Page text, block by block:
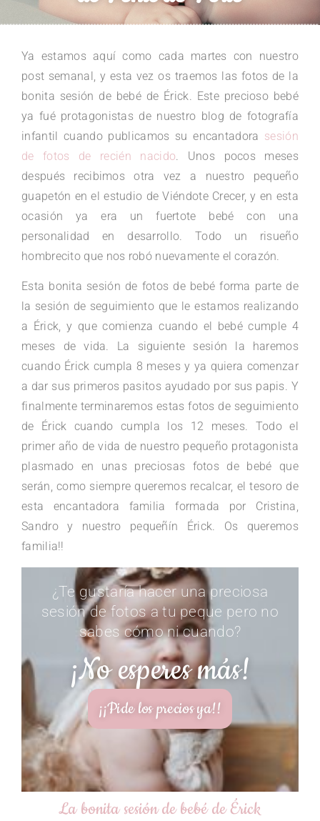
Ya estamos aquí como cada martes con nuestro
post semanal, y esta vez os traemos las fotos de la
bonita sesión de bebé de Érick. Este precioso bebé
ya fué protagonistas de nuestro blog de fotografía
infantil cuando publicamos su encantadora sesión
de fotos de recién nacido . Unos pocos meses
después recibimos otra vez a nuestro pequeño
guapetón en el estudio de Viéndote Crecer, y en esta
ocasión ya era un fuertote bebé con una
personalidad en desarrollo. Todo un risueño
hombrecito que nos robó nuevamente el corazón.
Esta bonita sesión de fotos de bebé forma parte de
la sesión de seguimiento que le estamos realizando
a Érick, y que comienza cuando el bebé cumple 4
meses de vida. La siguiente sesión la haremos
cuando Érick cumpla 8 meses y ya quiera comenzar
a dar sus primeros pasitos ayudado por sus papis. Y
finalmente terminaremos estas fotos de seguimiento
de Érick cuando cumpla los 12 meses. Todo el
primer año de vida de nuestro pequeño protagonista
plasmado en unas preciosas fotos de bebé que
serán, como siempre queremos recalcar, el tesoro de
esta encantadora familia formada por Cristina,
Sandro y nuestro pequeñín Érick. Os queremos
familia!!
¿Te gustaría hacer una preciosa
sesión de fotos a tu peque pero no
sabes cómo ni cuando?
¡No esperes más!
¡¡Pide los precios ya!!
La bonita sesión de bebé de Érick